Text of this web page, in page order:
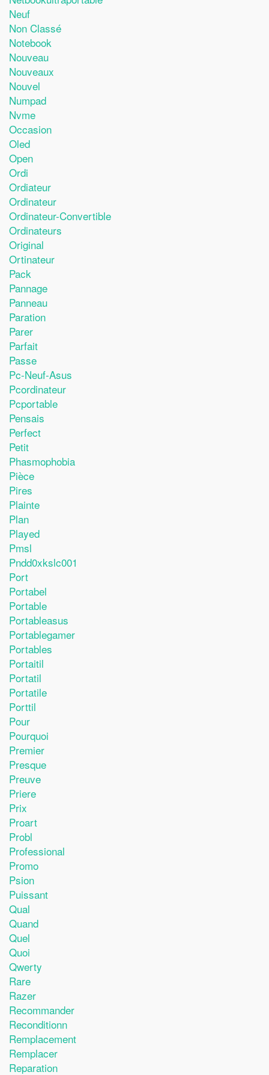
Neuf
Non Classé
Notebook
Nouveau
Nouveaux
Nouvel
Numpad
Nvme
Occasion
Oled
Open
Ordi
Ordiateur
Ordinateur
Ordinateur-Convertible
Ordinateurs
Original
Ortinateur
Pack
Pannage
Panneau
Paration
Parer
Parfait
Passe
Pc-Neuf-Asus
Pcordinateur
Pcportable
Pensais
Perfect
Petit
Phasmophobia
Pièce
Pires
Plainte
Plan
Played
Pmsl
Pndd0xkslc001
Port
Portabel
Portable
Portableasus
Portablegamer
Portables
Portaitil
Portatil
Portatile
Porttil
Pour
Pourquoi
Premier
Presque
Preuve
Priere
Prix
Proart
Probl
Professional
Promo
Psion
Puissant
Qual
Quand
Quel
Quoi
Qwerty
Rare
Razer
Recommander
Reconditionn
Remplacement
Remplacer
Reparation